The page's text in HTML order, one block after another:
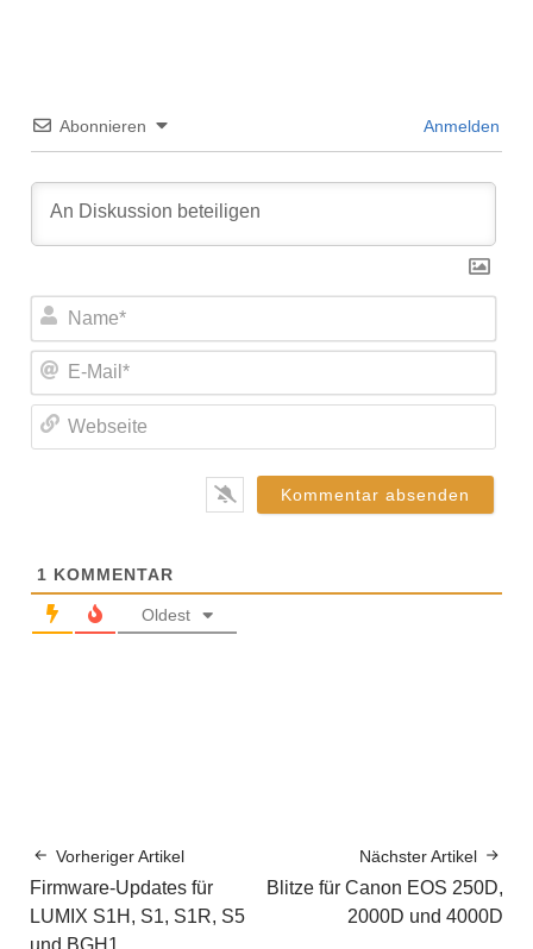
Abonnieren Anmelden
1 KOMMENTAR
Oldest
Vorheriger Artikel
Firmware-Updates für
LUMIX S1H, S1, S1R, S5
und BGH1
Nächster Artikel
Blitze für Canon EOS 250D,
2000D und 4000D